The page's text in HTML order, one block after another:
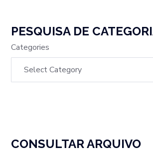
PESQUISA DE
Categories
CONSULTAR ARQUIVO